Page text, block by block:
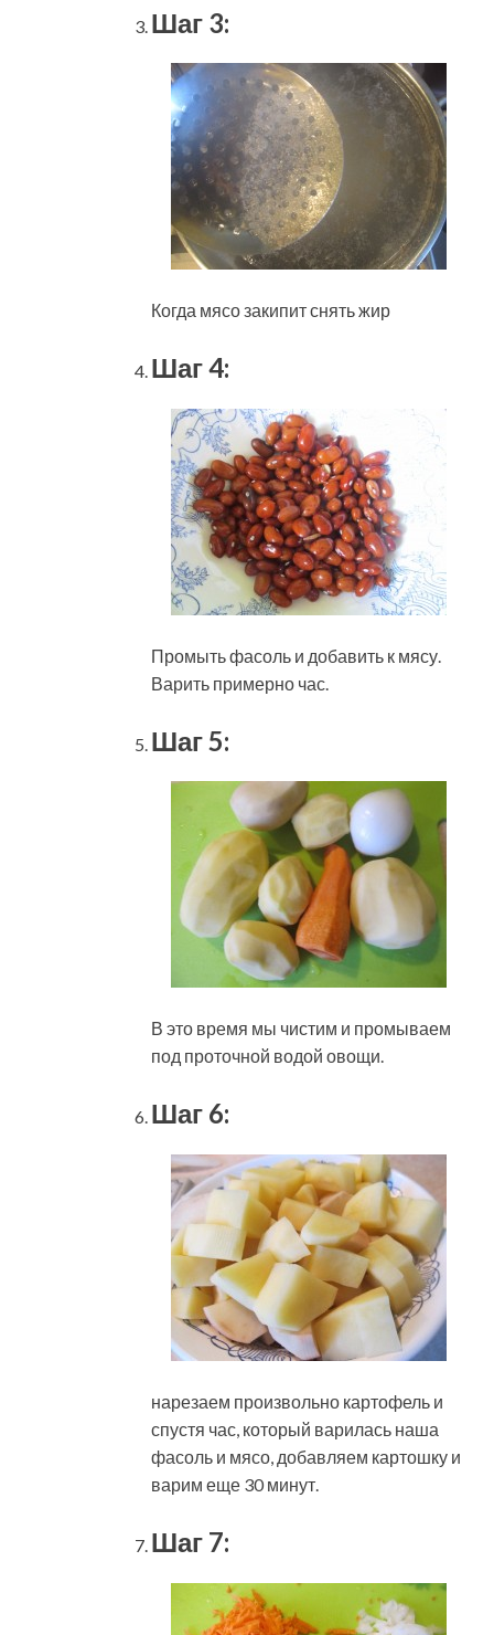
Шаг 3:
Когда мясо закипит снять жир
Шаг 4:
Промыть фасоль и добавить к мясу.
Варить примерно час.
Шаг 5:
В это время мы чистим и промываем
под проточной водой овощи.
Шаг 6:
нарезаем произвольно картофель и
спустя час, который варилась наша
фасоль и мясо, добавляем картошку и
варим еще 30 минут.
Шаг 7: